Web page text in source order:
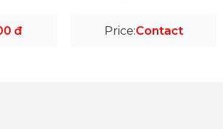
đ Price:Contact